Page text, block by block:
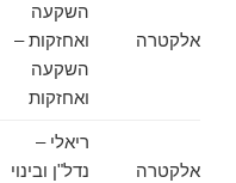
אלקטרה
השקעה
ואחזקות –
השקעה
ואחזקות
אלקטרה
ריאלי –
נדל"ן ובינוי